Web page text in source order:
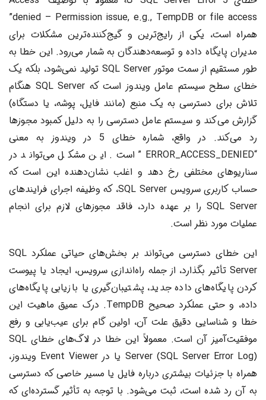
denied – Permission issue, e.g., TempDB or file access”
همراه است، یکی از رایج‌ترین و گیج‌کننده‌ترین مشکلات برای
مدیران پایگاه داده و توسعه‌دهندگان به شمار می‌رود. این خطا به
طور مستقیم از سمت موتور SQL Server تولید نمی‌شود، بلکه یک
خطای سطح سیستم عامل ویندوز است که SQL Server هنگام
تلاش برای دسترسی به یک منبع (مانند فایل، پوشه، یا دستگاه)
گزارش می‌کند و سیستم عامل دسترسی را به دلیل کمبود مجوزها
رد می‌کند. در واقع، شماره خطای 5 در ویندوز به معنی
“ERROR_ACCESS_DENIED” است. این مشکل می‌تواند در
سناریوهای مختلفی رخ دهد و اغلب نشان‌دهنده این است که
حساب کاربری سرویس SQL Server، که وظیفه اجرای فرایندهای
SQL Server را بر عهده دارد، فاقد مجوزهای لازم برای انجام
عملیات مورد نظر است.
این خطای دسترسی می‌تواند بر بخش‌های حیاتی عملکرد SQL
Server تأثیر بگذارد، از جمله راه‌اندازی سرویس، ایجاد یا پیوست
کردن پایگاه‌های داده جدید، پشتیبان‌گیری یا بازیابی پایگاه‌های
داده، و حتی عملکرد صحیح TempDB. درک عمیق ماهیت این
خطا و شناسایی دقیق علت آن، اولین گام برای عیب‌یابی و رفع
موفقیت‌آمیز آن است. معمولاً این خطا در لاگ‌های خطای SQL
Server (SQL Server Error Log) یا در Event Viewer ویندوز،
همراه با جزئیات بیشتری درباره فایل یا مسیر خاصی که دسترسی
به آن رد شده است، ثبت می‌شود. با توجه به تأثیر گسترده‌ای که